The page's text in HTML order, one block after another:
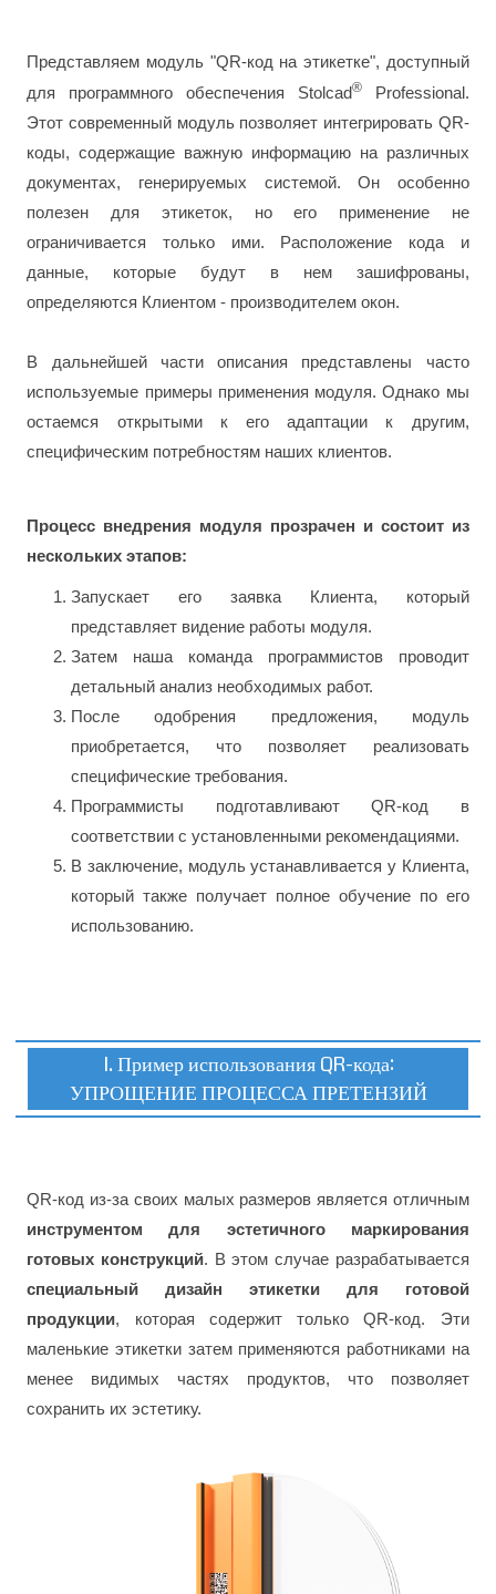
Представляем модуль "QR-код на этикетке", доступный
для программного обеспечения Stolcad®Professional.
Этот современный модуль позволяет интегрировать QR-
коды, содержащие важную информацию на различных
документах, генерируемых системой. Он особенно
полезен для этикеток, но его применение не
ограничивается только ими. Расположение кода и
данные, которые будут в нем зашифрованы,
определяются Клиентом - производителем окон.
В дальнейшей части описания представлены часто
используемые примеры применения модуля. Однако мы
остаемся открытыми к его адаптации к другим,
специфическим потребностям наших клиентов.
Процесс внедрения модуля прозрачен и состоит из
нескольких этапов:
Запускает его заявка Клиента, который
представляет видение работы модуля.
Затем наша команда программистов проводит
детальный анализ необходимых работ.
После одобрения предложения, модуль
приобретается, что позволяет реализовать
специфические требования.
Программисты подготавливают QR-код в
соответствии с установленными рекомендациями.
В заключение, модуль устанавливается у Клиента,
который также получает полное обучение по его
использованию.
I. Пример использования QR-кода:
УПРОЩЕНИЕ ПРОЦЕССА ПРЕТЕНЗИЙ
QR-код из-за своих малых размеров является отличным
инструментом для эстетичного маркирования
готовых конструкций. В этом случае разрабатывается
специальный дизайн этикетки для готовой
продукции, которая содержит только QR-код. Эти
маленькие этикетки затем применяются работниками на
менее видимых частях продуктов, что позволяет
сохранить их эстетику.